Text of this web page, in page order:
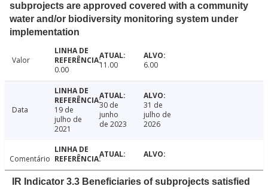
subprojects are approved covered with a community
water and/or biodiversity monitoring system under
implementation
Valor
0.00
11.00 6.00
Data
19 de
julho de
2021
30 de
junho
de 2023
31 de
julho de
2026
Comentário
IR Indicator 3.3 Beneficiaries of subprojects satisfied